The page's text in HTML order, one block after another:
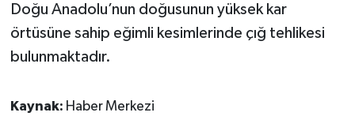
Doğu Anadolu’nun doğusunun yüksek kar
örtüsüne sahip eğimli kesimlerinde çığ tehlikesi
bulunmaktadır.
Kaynak: Haber Merkezi